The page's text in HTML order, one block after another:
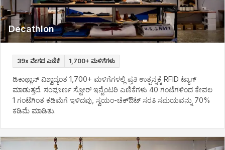
Decathlon
39x ವೇಗದ ಎಣಿಕೆ 1,700+ ಮಳಿಗೆಗಳು
ಡಿಕಾಥ್ಲಾನ್ ವಿಶ್ವಾದ್ಯಂತ 1,700+ ಮಳಿಗೆಗಳಲ್ಲಿ ಪ್ರತಿ ಉತ್ಪನ್ನಕ್ಕೆ RFID ಟ್ಯಾಗ್
ಮಾಡುತ್ತದೆ. ಸಂಪೂರ್ಣ ಸ್ಟೋರ್ ಇನ್ವೆಂಟರಿ ಎಣಿಕೆಗಳು 40 ಗಂಟೆಗಳಿಂದ ಕೇವಲ
1 ಗಂಟೆಗಿಂತ ಕಡಿಮೆಗೆ ಇಳಿದವು, ಸ್ವಯಂ-ಚೆಕ್ಔಟ್ ಸರತಿ ಸಮಯವನ್ನು 70%
ಕಡಿಮೆ ಮಾಡಿತು.